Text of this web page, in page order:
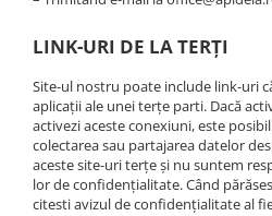
LINK-URI DE LA TERȚI
Site-ul nostru poate include link-uri
aplicații ale unei terțe parti. Dacă
activezi aceste conexiuni, este
colectarea sau partajarea datelor
aceste site-uri terțe și nu suntem
lor de confidențialitate. Când
citesti avizul de confidențialitate al